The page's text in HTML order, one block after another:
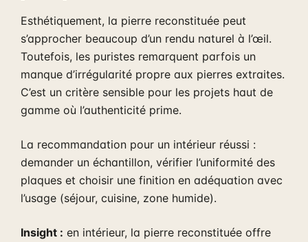
Esthétiquement, la pierre reconstituée peut
s’approcher beaucoup d’un rendu naturel à l’œil.
Toutefois, les puristes remarquent parfois un
manque d’irrégularité propre aux pierres extraites.
C’est un critère sensible pour les projets haut de
gamme où l’authenticité prime.
La recommandation pour un intérieur réussi :
demander un échantillon, vérifier l’uniformité des
plaques et choisir une finition en adéquation avec
l’usage (séjour, cuisine, zone humide).
Insight : en intérieur, la pierre reconstituée offre